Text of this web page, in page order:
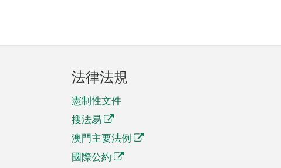
法律法規
憲制性文件
搜法易
澳門主要法例
國際公約